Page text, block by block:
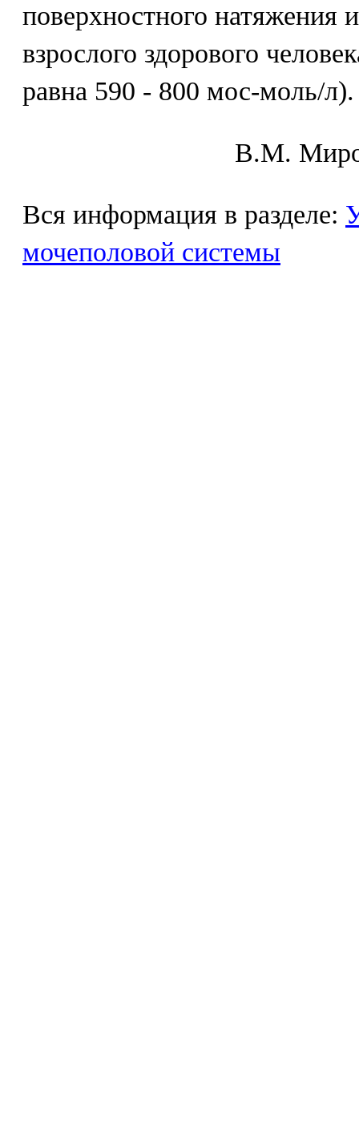
поверхностного натяжения
взрослого здорового
равна 590 - 800 мос-моль/л).
В.М.
Вся информация в разделе:
мочеполовой системы